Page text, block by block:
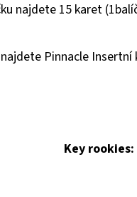
najdete 15 karet
najdete Pinnacle
Key rookies: